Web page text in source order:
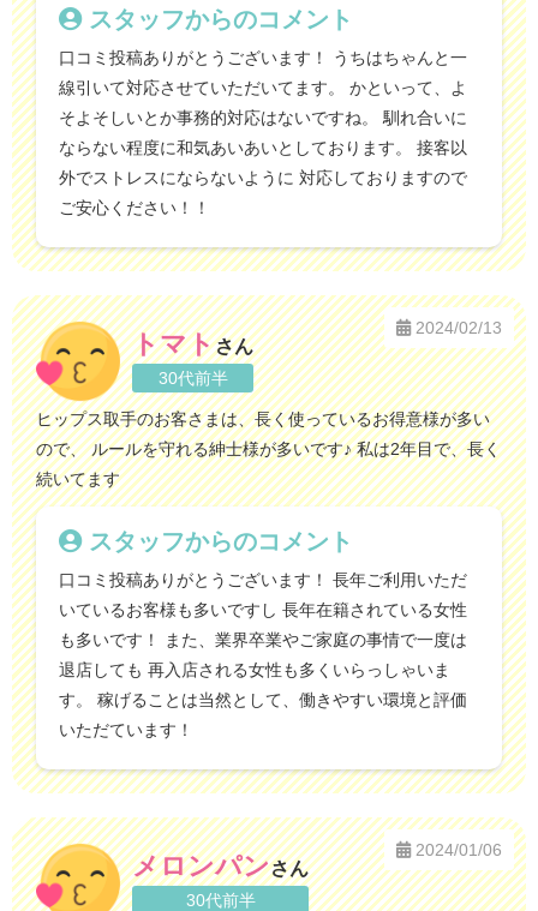
スタッフからのコメント
口コミ投稿ありがとうございます！ うちはちゃんと一
線引いて対応させていただいてます。 かといって、よ
そよそしいとか事務的対応はないですね。 馴れ合いに
ならない程度に和気あいあいとしております。 接客以
外でストレスにならないように 対応しておりますので
ご安心ください！！
トマトさん
30代前半
2024/02/13
ヒップス取手のお客さまは、長く使っているお得意様が多い
ので、 ルールを守れる紳士様が多いです♪ 私は2年目で、長く
続いてます
スタッフからのコメント
口コミ投稿ありがとうございます！ 長年ご利用いただ
いているお客様も多いですし 長年在籍されている女性
も多いです！ また、業界卒業やご家庭の事情で一度は
退店しても 再入店される女性も多くいらっしゃいま
す。 稼げることは当然として、働きやすい環境と評価
いただています！
メロンパンさん
30代前半
2024/01/06